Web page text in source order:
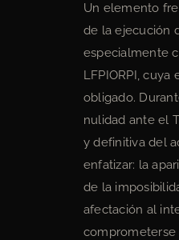
Un elemento
de la ejecución
especialmente
LFPIORPI,
obligado.
nulidad ante el
y definitiva del
enfatizar: la
de la
afectación al
comprometerse